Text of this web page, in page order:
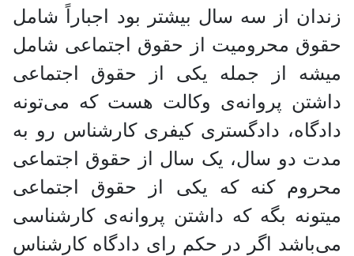
زندان از سه سال بیشتر بود اجباراً شامل
حقوق محرومیت از حقوق اجتماعی شامل
میشه از جمله یکی از حقوق اجتماعی
داشتن پروانه‌ی وکالت هست که می‌تونه
دادگاه، دادگستری کیفری کارشناس رو به
مدت دو سال، یک سال از حقوق اجتماعی
محروم کنه که یکی از حقوق اجتماعی
میتونه بگه که داشتن پروانه‌ی کارشناسی
می‌باشد اگر در حکم رای دادگاه کارشناس